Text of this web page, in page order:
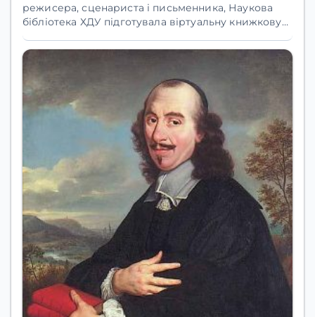
режисера, сценариста і письменника, Наукова
бібліотека ХДУ підготувала віртуальну книжкову
Виставка вміщує літературу, що висвітлює